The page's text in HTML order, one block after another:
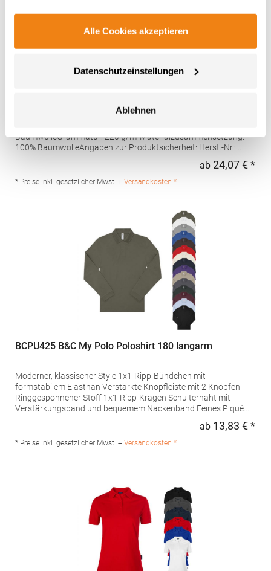
Alle Cookies akzeptieren
Datenschutzeinstellungen
Ablehnen
Hochwertig verarbeitete Knopfleiste mit drei Knöpfen Ton-in-Ton
BaumwolleGrammatur: 220 g/m²Materialzusammensetzung:
100% BaumwolleAngaben zur Produktsicherheit: Herst.-Nr.:
40472 Düsseldorf Deutschland E-Mail: info@promodoro.de
ab 24,07 € *
* Preise inkl. gesetzlicher Mwst. + Versandkosten *
BCPU425 B&C My Polo Poloshirt 180 langarm
Moderner, klassischer Style 1x1-Ripp-Bündchen mit
formstabilem Elasthan Verstärkte Knopfleiste mit 2 Knöpfen
Ringgesponnener Stoff 1x1-Ripp-Kragen Schulternaht mit
Verstärkungsband und bequemem Nackenband Feines Piqué
EtikettPfegehinweis: 40 °C waschbarTrockner geeignetBügeln
erlaubtGrammatur: 180 g/m²Materialzusammensetzung: 100%
ab 13,83 € *
* Preise inkl. gesetzlicher Mwst. + Versandkosten *